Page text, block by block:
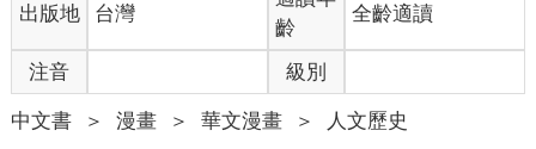
思考這個社會上人們的生存苦楚。
然而，和前面提到的問題不同，我也察覺了台灣漫畫製作上的其
他問題。那就是，只是受到日本主流漫畫的強烈影響，卻幾乎沒
有比較地下的非主流作品的影響。就像前面說到的，台灣學生大
出版地 台灣
齡
全齡適讀
注音 級別
中文書 ＞ 漫畫 ＞ 華文漫畫 ＞ 人文歷史